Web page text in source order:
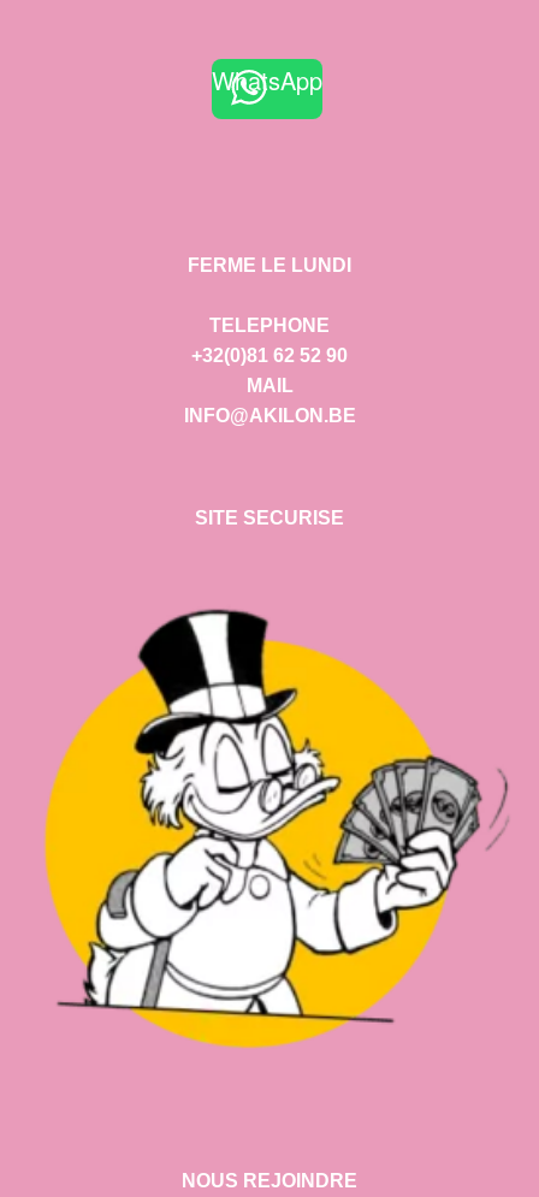
WhatsApp
FERME LE LUNDI
TELEPHONE
+32(0)81 62 52 90
MAIL
INFO@AKILON.BE
SITE SECURISE
NOUS REJOINDRE